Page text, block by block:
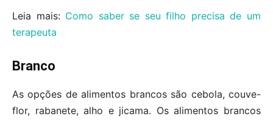
Leia mais: Como saber se seu filho precisa de um
terapeuta
Branco
As opções de alimentos brancos são cebola, couve-
flor, rabanete, alho e jicama. Os alimentos brancos